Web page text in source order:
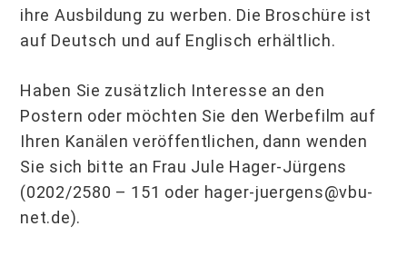
ihre Ausbildung zu werben. Die Broschüre ist
auf Deutsch und auf Englisch erhältlich.
Haben Sie zusätzlich Interesse an den
Postern oder möchten Sie den Werbefilm auf
Ihren Kanälen veröffentlichen, dann wenden
Sie sich bitte an Frau Jule Hager-Jürgens
(0202/2580 – 151 oder hager-juergens@vbu-
net.de).